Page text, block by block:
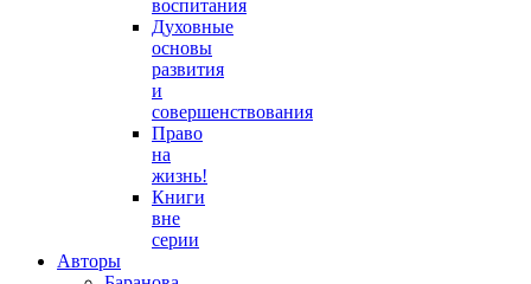
воспитания
Духовные
основы
развития
и
совершенствования
Право
на
жизнь!
Книги
вне
серии
Авторы